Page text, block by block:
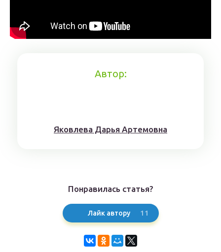
Автор:
Якoвлeвa Дapья Aртeмoвнa
Понравилась статья?
Лайк автору 11